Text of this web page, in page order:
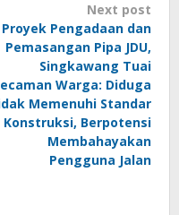
Next post
Proyek Pengadaan dan
Pemasangan Pipa JDU,
Singkawang Tuai
Warga: Diduga
Memenuhi Standar
Konstruksi, Berpotensi
Membahayakan
Pengguna Jalan